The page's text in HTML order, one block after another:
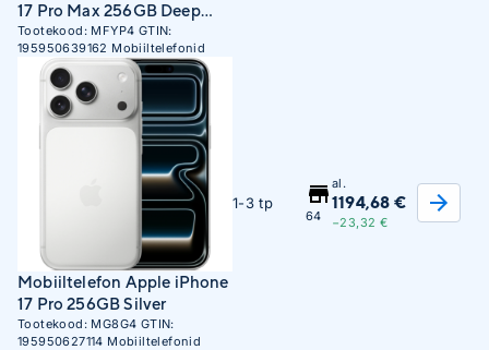
17 Pro Max 256GB Deep
Blue
Tootekood: MFYP4 GTIN:
195950639162 Mobiiltelefonid
Mobiiltelefon Apple iPhone
17 Pro 256GB Silver
Tootekood: MG8G4 GTIN:
195950627114 Mobiiltelefonid
1-3 tp
64
al.
1194,68 €
−23,32 €